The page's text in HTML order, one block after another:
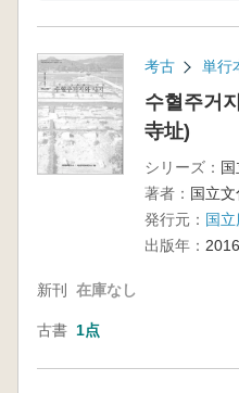
考古 単行
수혈주거
寺址)
シリーズ：
著者：
発行元： 国
出版年：
新刊 在庫なし
古書 1点